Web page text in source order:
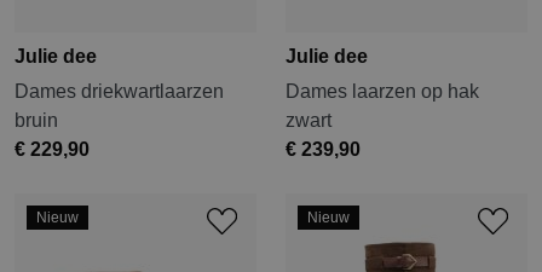
Julie dee
Dames driekwartlaarzen
bruin
€ 229,90
Julie dee
Dames laarzen op hak
zwart
€ 239,90
Nieuw Nieuw